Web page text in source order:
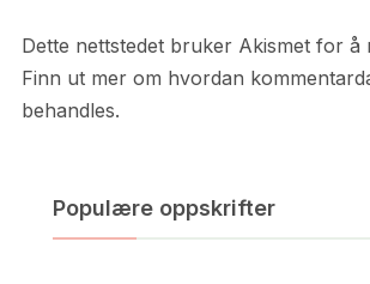
Dette nettstedet bruker Akismet for å
Finn ut mer om hvordan
behandles.
Populære oppskrifter